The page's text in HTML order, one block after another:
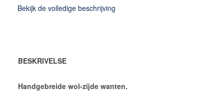
Bekijk de volledige beschrijving
BESKRIVELSE
Handgebreide wol-zijde wanten.